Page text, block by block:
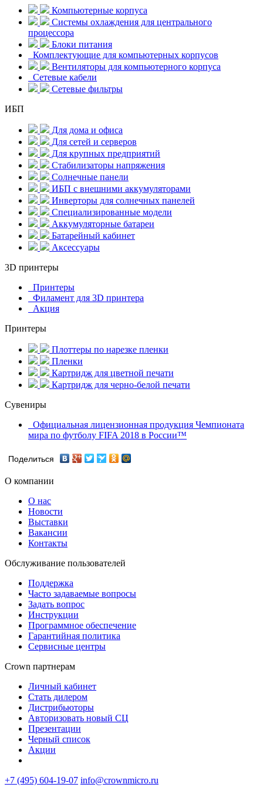
Компьютерные корпуса
Системы охлаждения для центрального
процессора
Блоки питания
Комплектующие для компьютерных корпусов
Вентиляторы для компьютерного корпуса
Сетевые кабели
Сетевые фильтры
ИБП
Для дома и офиса
Для сетей и серверов
Для крупных предприятий
Стабилизаторы напряжения
Солнечные панели
ИБП с внешними аккумуляторами
Инверторы для солнечных панелей
Специализированные модели
Аккумуляторные батареи
Батарейный кабинет
Аксессуары
3D принтеры
Принтеры
Филамент для 3D принтера
Акция
Принтеры
Плоттеры по нарезке пленки
Пленки
Картридж для цветной печати
Картридж для черно-белой печати
Сувениры
Официальная лицензионная продукция Чемпионата
мира по футболу FIFA 2018 в России™
Поделиться
О компании
О нас
Новости
Выставки
Вакансии
Контакты
Обслуживание пользователей
Поддержка
Часто задаваемые вопросы
Задать вопрос
Инструкции
Программное обеспечение
Гарантийная политика
Сервисные центры
Crown партнерам
Личный кабинет
Стать дилером
Дистрибьюторы
Авторизовать новый СЦ
Презентации
Черный список
Акции
+7 (495) 604-19-07 info@crownmicro.ru